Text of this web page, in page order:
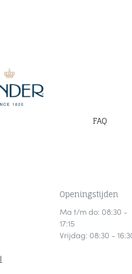
Openingstijden
Ma t/m do: 08:30 -
17:15
Vrijdag: 08:30 -
FAQ